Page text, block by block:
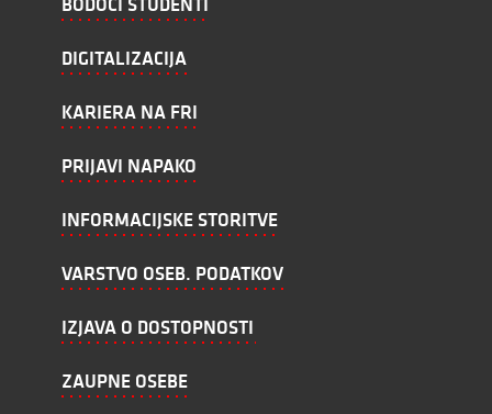
DIGITALIZACIJA
KARIERA NA FRI
PRIJAVI NAPAKO
INFORMACIJSKE STORITVE
VARSTVO OSEB. PODATKOV
IZJAVA O DOSTOPNOSTI
ZAUPNE OSEBE